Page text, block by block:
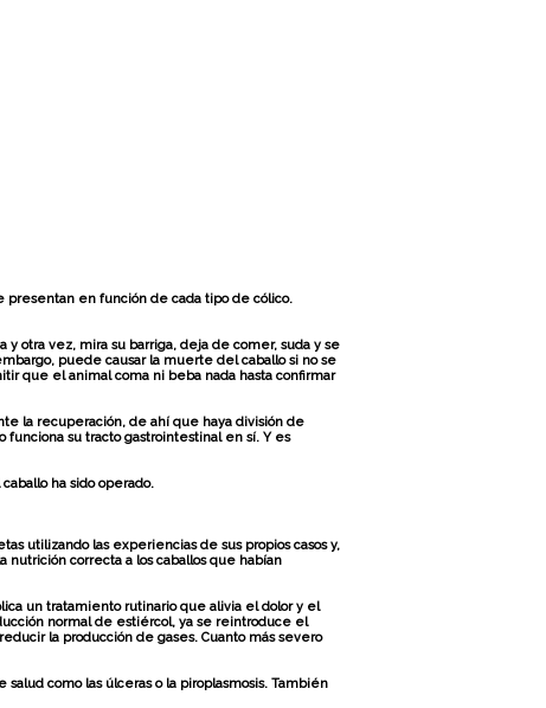
presentan en función de cada tipo de cólico.
otra vez, mira su barriga, deja de comer, suda y se
puede causar la muerte del caballo si no se
que el animal coma ni beba nada hasta confirmar
la recuperación, de ahí que haya división de
su tracto gastrointestinal en sí. Y es
ha sido operado.
utilizando las experiencias de sus propios casos y,
correcta a los caballos que habían
un tratamiento rutinario que alivia el dolor y el
normal de estiércol, ya se reintroduce el
la producción de gases. Cuanto más severo
como las úlceras o la piroplasmosis. También